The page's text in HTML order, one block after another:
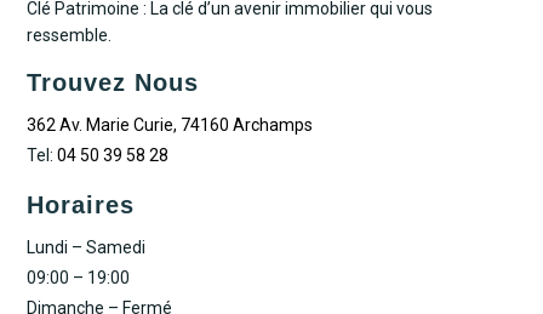
Clé Patrimoine : La clé d’un avenir immobilier qui vous
ressemble.
Trouvez Nous
362 Av. Marie Curie, 74160 Archamps
Tel:04 50 39 58 28
Horaires
Lundi – Samedi
09:00 – 19:00
Dimanche – Fermé